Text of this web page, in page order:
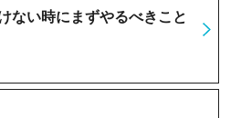
ない時にまずやるべきこと